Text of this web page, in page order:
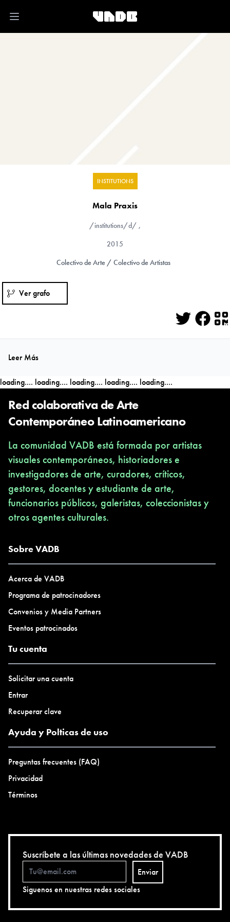
Open main menu
INSTITUTIONS
Mala Praxis
/institutions/d/ ,
2015
Colectivo de Arte / Colectivo de Artistas
Ver grafo
Twitter
Leer Más
loading.... loading.... loading.... loading.... loading....
Red colaborativa de Arte
Contemporáneo Latinoamericano
La comunidad VADB está formada por artistas
visuales contemporáneos, historiadores e
investigadores de arte, curadores, críticos,
gestores, docentes y estudiante de arte,
funcionarios públicos, galeristas, coleccionistas y
otros agentes culturales.
Sobre VADB
Acerca de VADB
Programa de patrocinadores
Convenios y Media Partners
Eventos patrocinados
Tu cuenta
Solicitar una cuenta
Entrar
Recuperar clave
Ayuda y Polticas de uso
Preguntas frecuentes (FAQ)
Privacidad
Términos
Suscríbete a las últimas novedades de VADB
Enviar
Siguenos en nuestras redes sociales